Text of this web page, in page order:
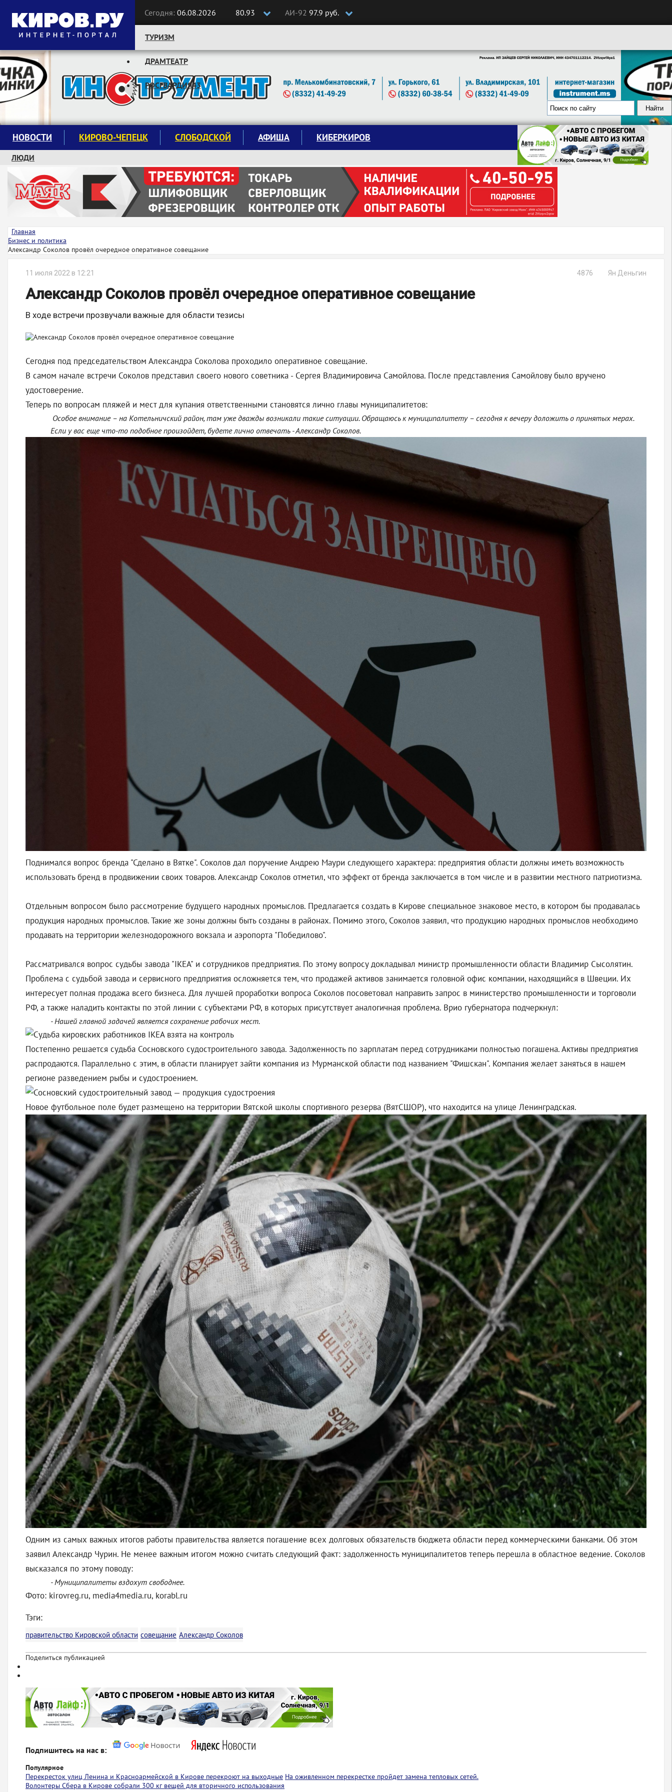
Сегодня: 06.08.2026 80.93 АИ-92 97.9 руб.
Следите за новостями:
ТУРИЗМ
ДРАМТЕАТР
РОСГВАРДИЯ43
НОВОСТИ КИРОВО-ЧЕПЕЦК СЛОБОДСКОЙ АФИША КИБЕРКИРОВ
ЛЮДИ
КРУЖКИ И СЕКЦИИ
ЗАВОДУ "МАЯК" 85 ЛЕТ
ЭКОЛОГИЯ
Главная
Бизнес и политика
Александр Соколов провёл очередное оперативное совещание
11 июля 2022 в 12:21 Ян Деньгин
4876
Александр Соколов провёл очередное оперативное совещание
В ходе встречи прозвучали важные для области тезисы
Сегодня под председательством Александра Соколова проходило оперативное совещание.
В самом начале встречи Соколов представил своего нового советника - Сергея Владимировича Самойлова. После представления Самойлову было вручено
удостоверение.
Теперь по вопросам пляжей и мест для купания ответственными становятся лично главы муниципалитетов:
Особое внимание – на Котельничский район, там уже дважды возникали такие ситуации. Обращаюсь к муниципалитету – сегодня к вечеру доложить о принятых мерах.
Если у вас еще что-то подобное произойдет, будете лично отвечать - Александр Соколов.
Поднимался вопрос бренда "Сделано в Вятке". Соколов дал поручение Андрею Маури следующего характера: предприятия области должны иметь возможность
использовать бренд в продвижении своих товаров. Александр Соколов отметил, что эффект от бренда заключается в том числе и в развитии местного патриотизма.
Отдельным вопросом было рассмотрение будущего народных промыслов. Предлагается создать в Кирове специальное знаковое место, в котором бы продавалась
продукция народных промыслов. Такие же зоны должны быть созданы в районах. Помимо этого, Соколов заявил, что продукцию народных промыслов необходимо
продавать на территории железнодорожного вокзала и аэропорта "Победилово".
Рассматривался вопрос судьбы завода "IKEA" и сотрудников предприятия. По этому вопросу докладывал министр промышленности области Владимир Сысолятин.
Проблема с судьбой завода и сервисного предприятия осложняется тем, что продажей активов занимается головной офис компании, находящийся в Швеции. Их
интересует полная продажа всего бизнеса. Для лучшей проработки вопроса Соколов посоветовал направить запрос в министерство промышленности и торговоли
РФ, а также наладить контакты по этой линии с субъектами РФ, в которых присутствует аналогичная проблема. Врио губернатора подчеркнул:
- Нашей главной задачей является сохранение рабочих мест.
Постепенно решается судьба Сосновского судостроительного завода. Задолженность по зарплатам перед сотрудниками полностью погашена. Активы предприятия
распродаются. Параллельно с этим, в области планирует зайти компания из Мурманской области под названием "Фишскан". Компания желает заняться в нашем
регионе разведением рыбы и судостроением.
Новое футбольное поле будет размещено на территории Вятской школы спортивного резерва (ВятСШОР), что находится на улице Ленинградская.
Одним из самых важных итогов работы правительства является погашение всех долговых обязательств бюджета области перед коммерческими банками. Об этом
заявил Александр Чурин. Не менее важным итогом можно считать следующий факт: задолженность муниципалитетов теперь перешла в областное ведение. Соколов
высказался по этому поводу:
- Муниципалитеты вздохут свободнее.
Фото: kirovreg.ru, media4media.ru, korabl.ru
Тэги:
правительство Кировской области совещание Александр Соколов
Поделиться публикацией
Подпишитесь на нас в:
Популярное
Перекресток улиц Ленина и Красноармейской в Кирове перекроют на выходные На оживленном перекрестке пройдет замена тепловых сетей.
Волонтеры Сбера в Кирове собрали 300 кг вещей для вторичного использования